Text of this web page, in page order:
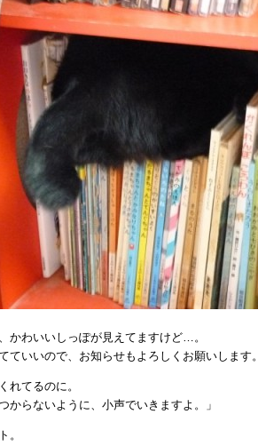
かわいいしっぽが見えてますけど…。
ていいので、お知らせもよろしくお願いします。
れてるのに。
からないように、小声でいきますよ。」
。